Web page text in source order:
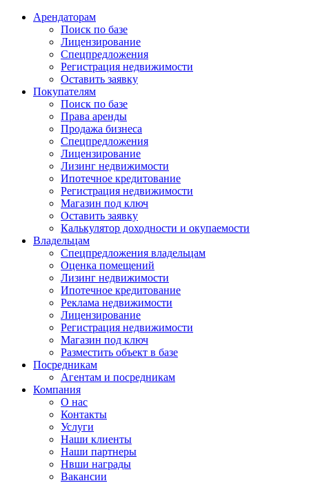
Арендаторам
Поиск по базе
Лицензирование
Спецпредложения
Регистрация недвижимости
Оставить заявку
Покупателям
Поиск по базе
Права аренды
Продажа бизнеса
Спецпредложения
Лицензирование
Лизинг недвижимости
Ипотечное кредитование
Регистрация недвижимости
Магазин под ключ
Оставить заявку
Калькулятор доходности и окупаемости
Владельцам
Спецпредложения владельцам
Оценка помещений
Лизинг недвижимости
Ипотечное кредитование
Реклама недвижимости
Лицензирование
Регистрация недвижимости
Магазин под ключ
Разместить объект в базе
Посредникам
Агентам и посредникам
Компания
О нас
Контакты
Услуги
Наши клиенты
Наши партнеры
Нвши награды
Вакансии